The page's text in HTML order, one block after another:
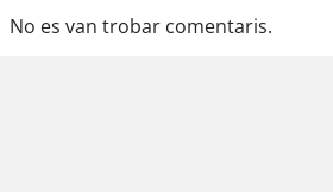
No es van trobar comentaris.